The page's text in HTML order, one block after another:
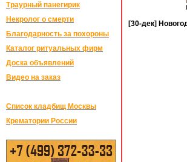
Траурный панегирик
Некролог о смерти
Благодарность за похороны
Каталог ритуальных фирм
Доска объявлений
Видео на заказ
Список кладбищ Москвы
Крематории России
[30-дек]